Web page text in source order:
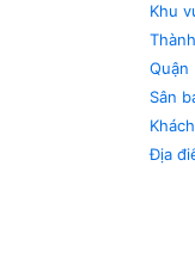
Khu
Quận
Sân
Địa